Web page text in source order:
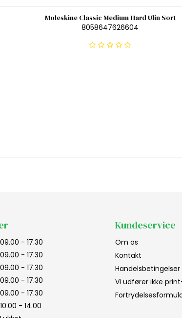
Moleskine Classic Medium Hard Ulin Sort
8058647626604
09.00 - 17.30
09.00 - 17.30
09.00 - 17.30
09.00 - 17.30
09.00 - 17.30
10.00 - 14.00
Kundeservice
Om os
Kontakt
Handelsbetingelser
Vi udfører ikke